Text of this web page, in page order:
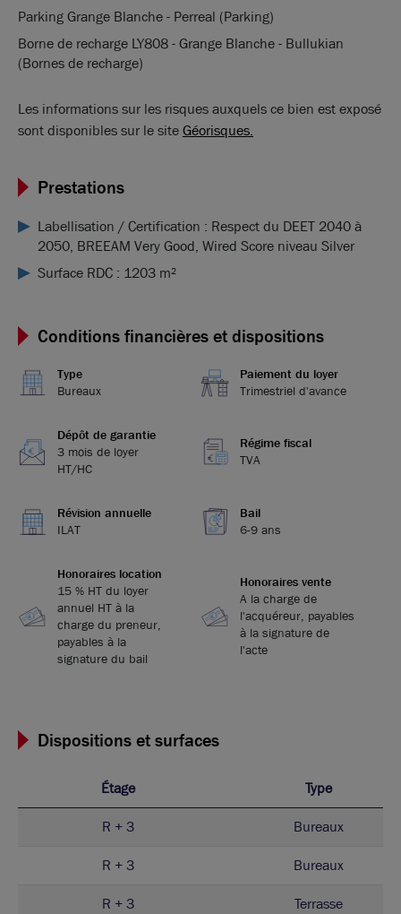
Parking Grange Blanche - Perreal (Parking)
Borne de recharge LY808 - Grange Blanche - Bullukian
(Bornes de recharge)
Les informations sur les risques auxquels ce bien est exposé
sont disponibles sur le siteGéorisques.
Prestations
Labellisation / Certification : Respect du DEET 2040 à
2050, BREEAM Very Good, Wired Score niveau Silver
Surface RDC : 1203 m²
Conditions financières et dispositions
Type
Bureaux
Paiement du loyer
Trimestriel d'avance
Dépôt de garantie
3 mois de loyer
HT/HC
Régime fiscal
TVA
Révision annuelle
ILAT
Bail
6-9 ans
Honoraires location
15 % HT du loyer
annuel HT à la
charge du preneur,
payables à la
signature du bail
Honoraires vente
A la charge de
l'acquéreur, payables
à la signature de
l'acte
Dispositions et surfaces
Étage Type
R + 3 Bureaux
R + 3 Bureaux
R + 3 Terrasse